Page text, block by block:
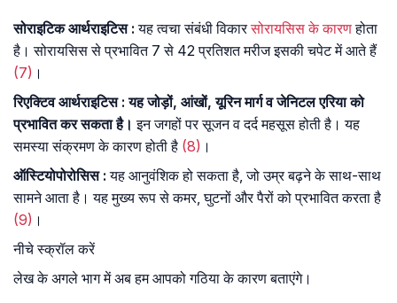
सोराइटिक आर्थराइटिस:यह त्वचा संबंधी विकारसोरायसिस के कारणहोता
है। सोरायसिस से प्रभावित 7 से 42 प्रतिशत मरीज इसकी चपेट में आते हैं
(7) ।
रिएक्टिव आर्थराइटिस: यह जोड़ों, आंखों, यूरिन मार्ग व जेनिटल एरिया को
प्रभावित कर सकता है। इन जगहों पर सूजन व दर्द महसूस होती है। यह
समस्या संक्रमण के कारण होती है (8) ।
ऑस्टियोपोरोसिस: यह आनुवंशिक हो सकता है, जो उम्र बढ़ने के साथ-साथ
सामने आता है। यह मुख्य रूप से कमर, घुटनों और पैरों को प्रभावित करता है
(9) ।
नीचे स्क्रॉल करें
लेख के अगले भाग में अब हम आपको गठिया के कारण बताएंगे।